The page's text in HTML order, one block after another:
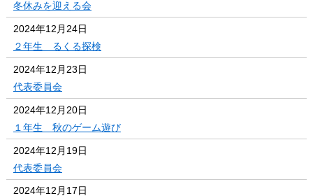
冬休みを迎える会
2024年12月24日
２年生 るくる探検
2024年12月23日
代表委員会
2024年12月20日
１年生 秋のゲーム遊び
2024年12月19日
代表委員会
2024年12月17日